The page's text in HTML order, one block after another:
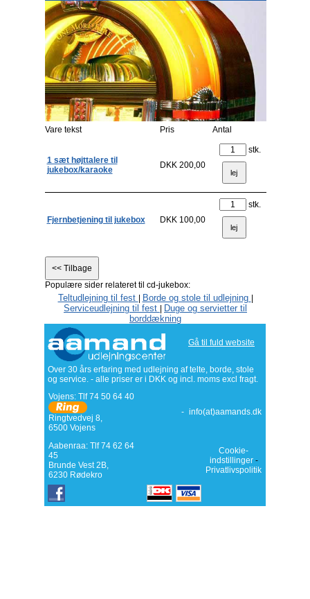
Vare tekst Pris Antal
1 sæt højttalere til
jukebox/karaoke
DKK 200,00
stk.
Fjernbetjening til jukebox DKK 100,00
stk.
Populære sider relateret til cd-jukebox:
Teltudlejning til fest Borde og stole til udlejning
Serviceudlejning til fest
Duge og servietter til
borddækning
Gå til fuld website
Over 30 års erfaring med udlejning af telte, borde, stole
og service. - alle priser er i DKK og incl. moms excl fragt.
Vojens: Tlf74 50 64 40
Ringtvedvej 8,
6500 Vojens
- info(at)aamands.dk
Aabenraa: Tlf 74 62 64
45
Brunde Vest 2B,
6230 Rødekro
Cookie-
indstillinger-
Privatlivspolitik